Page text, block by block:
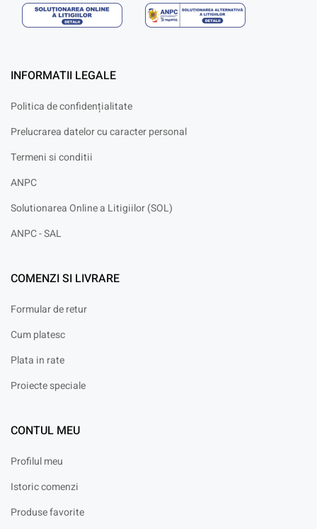
INFORMATII LEGALE
Politica de confidențialitate
Prelucrarea datelor cu caracter personal
Termeni si conditii
ANPC
Solutionarea Online a Litigiilor (SOL)
ANPC - SAL
COMENZI SI LIVRARE
Formular de retur
Cum platesc
Plata in rate
Proiecte speciale
CONTUL MEU
Profilul meu
Istoric comenzi
Produse favorite